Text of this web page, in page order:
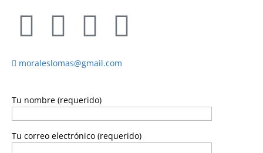
moraleslomas@gmail.com
Tu nombre (requerido)
Tu correo electrónico (requerido)